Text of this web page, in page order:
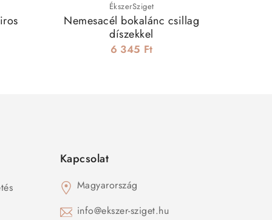
ÉkszerSziget
Nemesacél bokalánc csillag
díszekkel
6 345 Ft
Kapcsolat
Magyarország
info@ekszer-sziget.hu